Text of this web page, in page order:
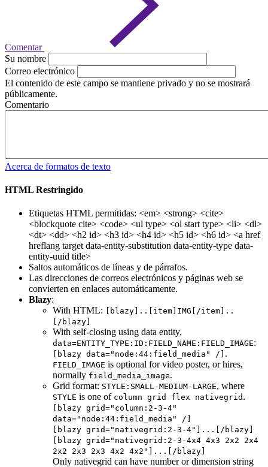
Comentar
Su nombre
Correo electrónico
El contenido de este campo se mantiene privado y no se mostrará
públicamente.
Comentario
Acerca de formatos de texto
HTML Restringido
Etiquetas HTML permitidas: <em> <strong> <cite>
<blockquote cite> <code> <ul type> <ol start type> <li> <dl>
<dt> <dd> <h2 id> <h3 id> <h4 id> <h5 id> <h6 id> <a href
hreflang target data-entity-substitution data-entity-type data-
entity-uuid title>
Saltos automáticos de líneas y de párrafos.
Las direcciones de correos electrónicos y páginas web se
convierten en enlaces automáticamente.
Blazy:
With HTML:
[blazy]..[item]IMG[/item]..
[/blazy]
With self-closing using data entity,
data=ENTITY_TYPE:ID:FIELD_NAME:FIELD_IMAGE:
[blazy data="node:44:field_media" /] .
FIELD_IMAGE is optional for video poster, or hires,
normally field_media_image.
Grid format: STYLE:SMALL-MEDIUM-LARGE, where
STYLE is one of column grid flex nativegrid .
[blazy grid="column:2-3-4"
data="node:44:field_media" /]
[blazy grid="nativegrid:2-3-4"]...[/blazy]
[blazy grid="nativegrid:2-3-4x4 4x3 2x2 2x4
2x2 2x3 2x3 4x2 4x2"]...[/blazy]
Only nativegrid can have number or dimension string